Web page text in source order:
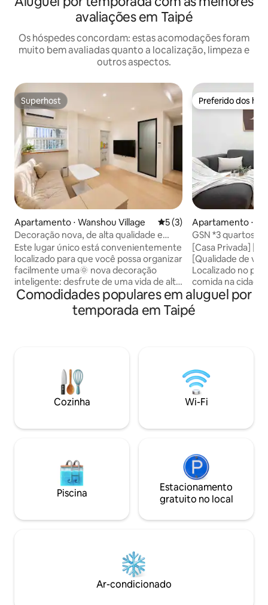
avaliações em Taipé
Os hóspedes concordam: estas acomodações foram
muito bem avaliadas quanto a localização, limpeza e
outros aspectos.
Superhost
Superhost
Apartamento ⋅ Wanshou Village 5 de uma avaliação média
5 (3)
Decoração nova, de alta qualidade e
aconchegante, em estilo japonês /
Próximo à estação Ximen / Silencioso e
com bom isolamento acústico / Varanda
privativa para lavar e secar roupas /
Cozinha ensolarada / Área comercial de
Ximending
Este lugar único está convenientemente
localizado para que você possa organizar
facilmente uma🌞 nova decoração
inteligente: desfrute de uma vida de alta
qualidade Porta 🔐inteligente (impressão
digital + código): 15 fechaduras no
total.Seguro e conveniente para levar a
Colchão Individual Duplo Premium,
Armário de Sistema de Casa Completa,
Sofá-cama Duplo, TV LCD de 55
polegadas, Frigorífico Grande Inversor,
Inversor, Cortina Elétrica, Banheiros 🚿5
vaso sanitário inteligente, aquecedor,
secador, espelho de desembaçamento
inteligente, espelho de grandes
dimensões Máquina 🧺de lavar e secar
água: lavagem e secagem do tipo queda
confortáveis, convenientes e com
economia de mão de obra Serviço 🧹de
coleta de lixo: caminhão de lixo sem
Preferido dos
Preferido dos
Apartamento ⋅
GSN *3 quartos 2
Casa
Memorial do Pai
pé/Cozinha
duração
[Casa Privada] [5
[Qualidade de
Localizado no
comida na cidade
District! -
privilegiada da
transporte
barulhenta, os
simples! - Casa
de 3 quartos,
pessoas! - (Dentro de 5 minutos a pé):
Hall MRT Station,
Supermarket,
Stores - (Dentro
Plaza, Taipei
Wenchuang,
Station, City Hall
manter a
Comodidades populares em aluguel por
temporada em Taipé
Cozinha Wi-Fi
Piscina
Estacionamento
gratuito no local
Ar-condicionado